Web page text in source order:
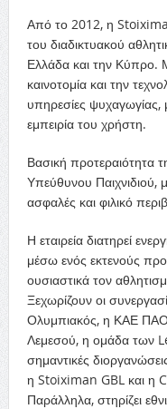
Από το 2012, η
του διαδικτυακού
Ελλάδα και την Κύπρο.
καινοτομία και την
υπηρεσίες ψυχαγωγίας,
εμπειρία του χρήστη.
Βασική προτεραιότητα
Υπεύθυνου Παιχνιδιού,
ασφαλές και φιλικό
Η εταιρεία διατηρεί
μέσω ενός εκτενούς
ουσιαστικά τον
Ξεχωρίζουν οι
Ολυμπιακός, η ΚΑΕ
Λεμεσού, η ομάδα των
σημαντικές
η Stoiximan GBL και η
Παράλληλα, στηρίζει